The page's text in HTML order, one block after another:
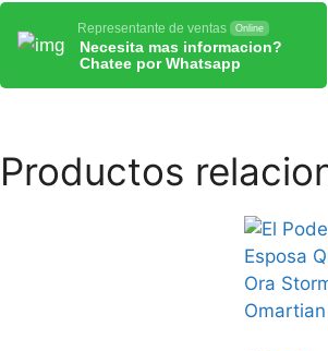
Representante de ventas Online
Necesita mas informacion?
Chatee por Whatsapp
Productos